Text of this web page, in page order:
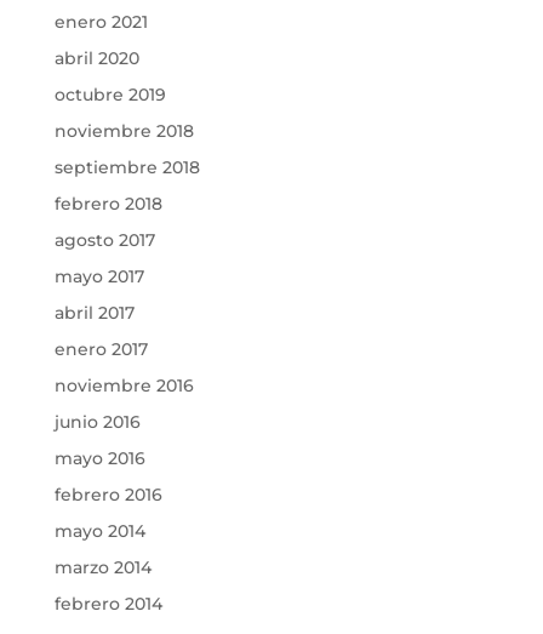
enero 2021
abril 2020
octubre 2019
noviembre 2018
septiembre 2018
febrero 2018
agosto 2017
mayo 2017
abril 2017
enero 2017
noviembre 2016
junio 2016
mayo 2016
febrero 2016
mayo 2014
marzo 2014
febrero 2014